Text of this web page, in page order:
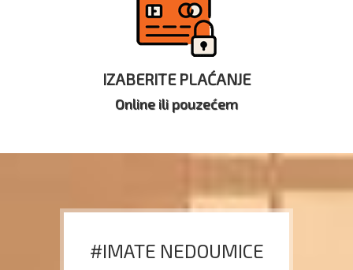
IZABERITE PLAĆANJE
Online ili pouzećem
#IMATE NEDOUMICE